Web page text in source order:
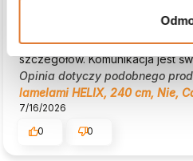
przytulność. Pozycja wstępnie
zawsze pasuje. Niestety,
szczegółów. Komunikacja jest
Opinia dotyczy podobnego
lamelami HELIX, 240 cm, Nie,
7/16/2026
0
0